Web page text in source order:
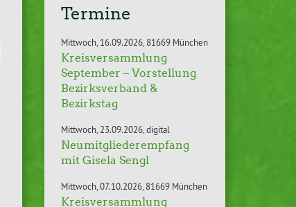
Termine
Mittwoch 16.09.2026 81669 München
Kreisversammlung
September – Vorstellung
Bezirksverband &
Bezirkstag
Mittwoch 23.09.2026 digital
Neumitgliederempfang
mit Gisela Sengl
Mittwoch 07.10.2026 81669 München
Kreisversammlung